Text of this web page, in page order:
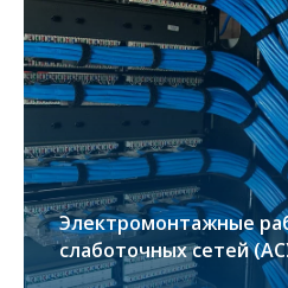
Электромонтажные
слаботочных сетей